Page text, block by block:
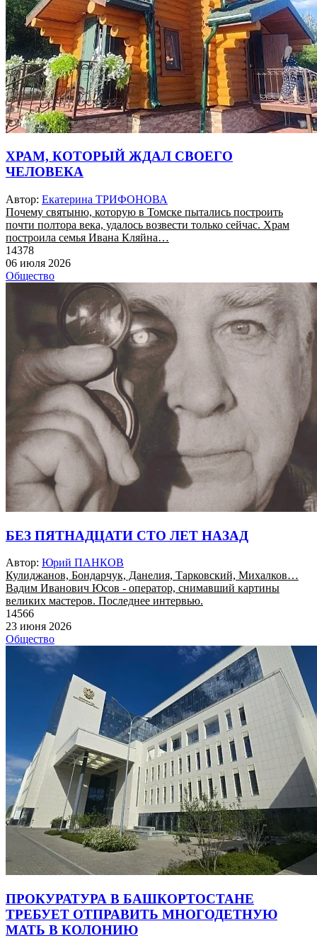
ХРАМ, КОТОРЫЙ ЖДАЛ СВОЕГО
ЧЕЛОВЕКА
Автор: Екатерина ТРИФОНОВА
Почему святыню, которую в Томске пытались построить
почти полтора века, удалось возвести только сейчас. Храм
построила семья Ивана Кляйна…
14378
06 июля 2026
Общество
БЕЗ ПЯТНАДЦАТИ СТО ЛЕТ НАЗАД
Автор: Юрий ПАНКОВ
Кулиджанов, Бондарчук, Данелия, Тарковский, Михалков…
Вадим Иванович Юсов - оператор, снимавший картины
великих мастеров. Последнее интервью.
14566
23 июня 2026
Общество
ПРОКУРАТУРА В БАШКОРТОСТАНЕ
ТРЕБУЕТ ОТПРАВИТЬ МНОГОДЕТНУЮ
МАТЬ В КОЛОНИЮ